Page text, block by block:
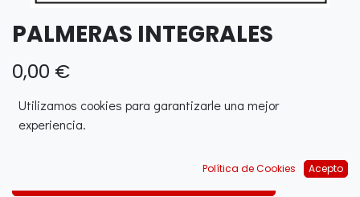
PALMERAS INTEGRALES
0,00 €
AÑADIR AL CARRITO
Utilizamos cookies para garantizarle una mejor
experiencia.
Política de Cookies Acepto